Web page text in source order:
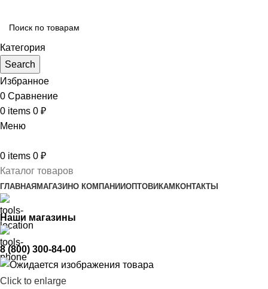
Категория
Search
Избранное
0 Сравнение
0 items 0 ₽
Меню
0 items 0 ₽
Каталог товаров
ГЛАВНАЯ МАГАЗИНО КОМПАНИИОПТОВИКАМ КОНТАКТЫ
Наши магазины
8 (800) 300-84-00
Click to enlarge